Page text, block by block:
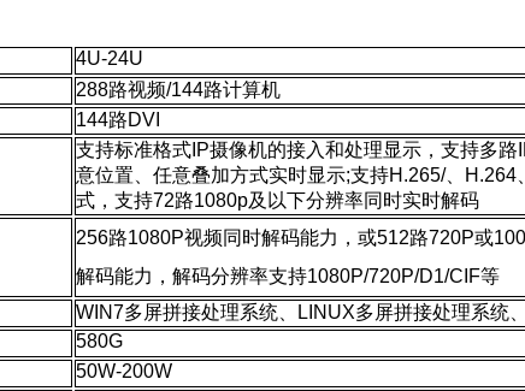
4U-24U
288路视频/144路计算机
144路DVI
支持标准格式IP摄像机的接入和处理显示，支持多
意位置、任意叠加方式实时显示;支持H.265/、H.264
式，支持72路1080p及以下分辨率同时实时解码
256路1080P视频同时解码能力，或512路720P或
解码能力，解码分辨率支持1080P/720P/D1/CIF等
WIN7多屏拼接处理系统、LINUX多屏拼接处理系统
580G
50W-200W